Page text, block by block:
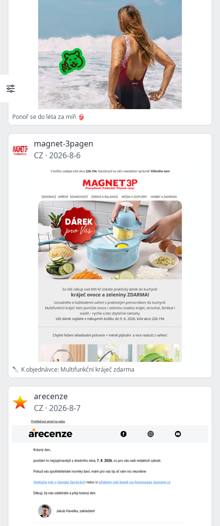
Ponoř se do léta za míň 👙
magnet-3pagen
CZ · 2026-8-6
🔪 K objednávce: Multifunkční kráječ zdarma
arecenze
CZ · 2026-8-7